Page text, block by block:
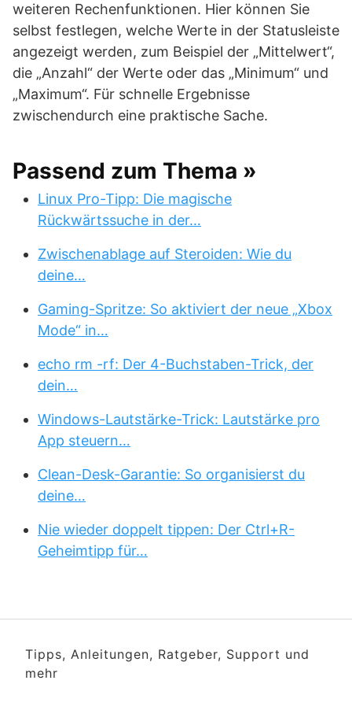
weiteren Rechenfunktionen. Hier können Sie
selbst festlegen, welche Werte in der Statusleiste
angezeigt werden, zum Beispiel der „Mittelwert“,
die „Anzahl“ der Werte oder das „Minimum“ und
„Maximum“. Für schnelle Ergebnisse
zwischendurch eine praktische Sache.
Passend zum Thema »
Linux Pro-Tipp: Die magische
Rückwärtssuche in der…
Zwischenablage auf Steroiden: Wie du
deine…
Gaming-Spritze: So aktiviert der neue „Xbox
Mode“ in…
echo rm -rf: Der 4-Buchstaben-Trick, der
dein…
Windows-Lautstärke-Trick: Lautstärke pro
App steuern…
Clean-Desk-Garantie: So organisierst du
deine…
Nie wieder doppelt tippen: Der Ctrl+R-
Geheimtipp für…
Tipps, Anleitungen, Ratgeber, Support und
mehr